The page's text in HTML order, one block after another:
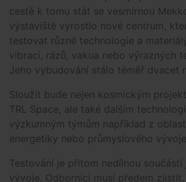
cestě k tomu stát se vesmírnou
výstaviště vyrostlo nové centrum,
testovat různé technologie a
vibrací, rázů, vakua nebo výrazných
Jeho vybudování stálo téměř dvacet
Sloužit bude nejen kosmickým
TRL Space, ale také dalším
výzkumným týmům například z
energetiky nebo průmyslového
Testování je přitom nedílnou
vývoje. Odborníci musí předem